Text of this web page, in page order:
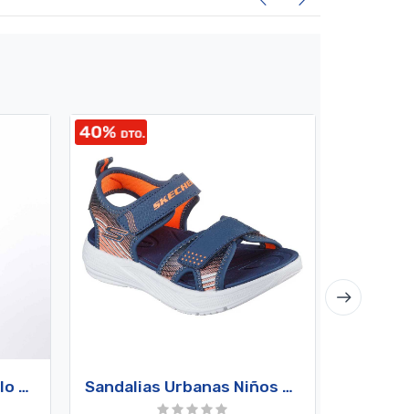
Polera Hombre Colo Colo Urbano "Cacike" Negro Oversize - L Sandalias Urbanas Niños Skechers Microspec-Splash Azul